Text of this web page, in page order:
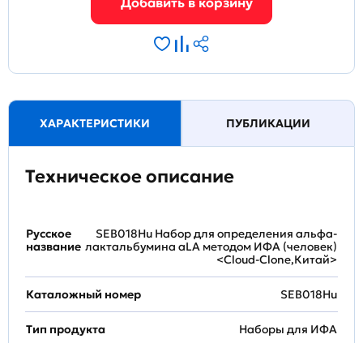
ХАРАКТЕРИСТИКИ ПУБЛИКАЦИИ
Техническое описание
Русское
название
SEB018Hu Набор для определения альфа-
лактальбумина aLA методом ИФА (человек)
<Cloud-Clone,Китай>
Каталожный номер SEB018Hu
Тип продукта Наборы для ИФА